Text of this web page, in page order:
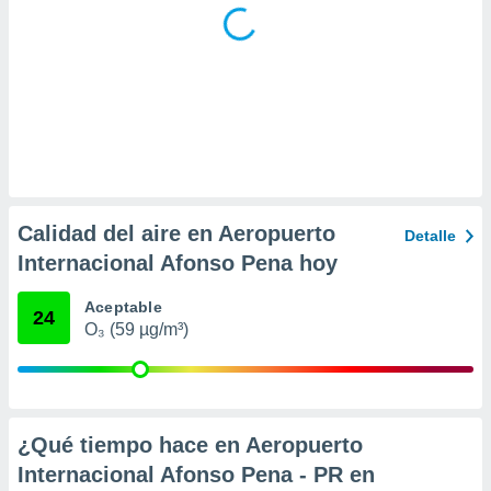
contenido
medir el
de la
de
o a través
de
uso de
Calidad del aire en Aeropuerto
Internacional Afonso Pena hoy
Detalle
24 Aceptable
O₃ (59 µg/m³)
¿Qué tiempo hace en Aeropuerto
Internacional Afonso Pena - PR en